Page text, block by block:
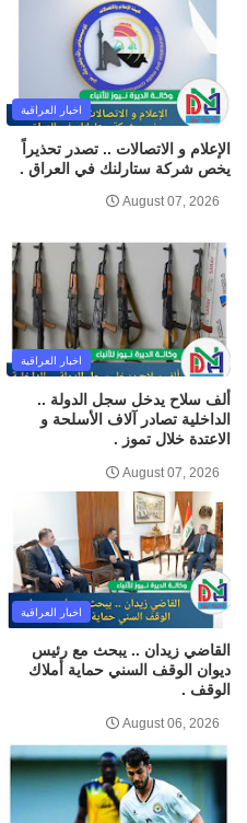
اخبار العراقية
الإعلام و الاتصالات .. تصدر تحذيراً
يخص شركة ستارلنك في العراق .
August 07, 2026
اخبار العراقية
ألف سلاح يدخل سجل الدولة ..
الداخلية تصادر آلاف الأسلحة و
الاعتدة خلال تموز .
August 07, 2026
اخبار العراقية
القاضي زيدان .. يبحث مع رئيس
ديوان الوقف السني حماية أملاك
الوقف .
August 06, 2026